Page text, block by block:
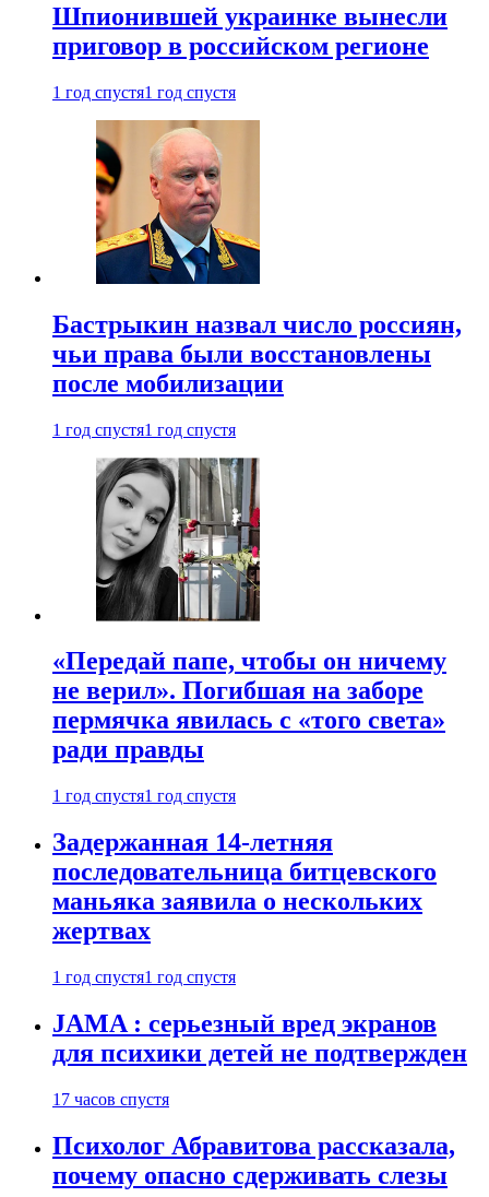
Шпионившей украинке вынесли
приговор в российском регионе
1 год спустя1 год спустя
Бастрыкин назвал число россиян,
чьи права были восстановлены
после мобилизации
1 год спустя1 год спустя
«Передай папе, чтобы он ничему
не верил». Погибшая на заборе
пермячка явилась с «того света»
ради правды
1 год спустя1 год спустя
Задержанная 14-летняя
последовательница битцевского
маньяка заявила о нескольких
жертвах
1 год спустя1 год спустя
JAMA : серьезный вред экранов
для психики детей не подтвержден
17 часов спустя
Психолог Абравитова рассказала,
почему опасно сдерживать слезы